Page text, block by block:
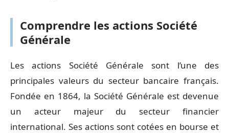
Comprendre les actions Société
Générale
Les actions Société Générale sont l’une des
principales valeurs du secteur bancaire français.
Fondée en 1864, la Société Générale est devenue
un acteur majeur du secteur financier
international. Ses actions sont cotées en bourse et